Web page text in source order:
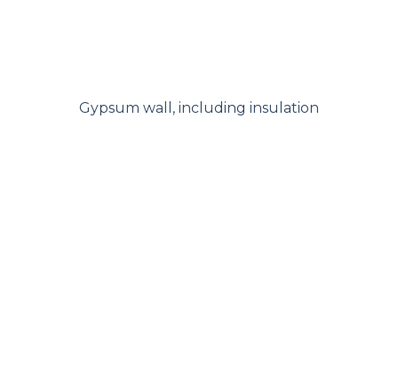
Gypsum wall, including insulation